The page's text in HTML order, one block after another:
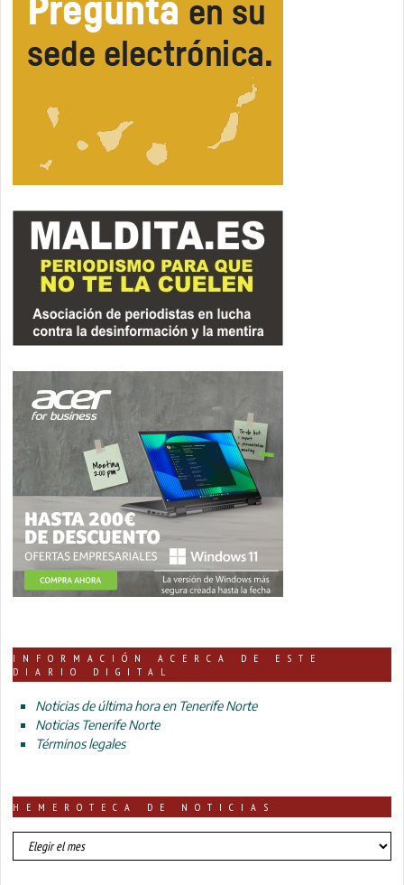
INFORMACIÓN ACERCA DE ESTE
DIARIO DIGITAL
Noticias de última hora en Tenerife Norte
Noticias Tenerife Norte
Términos legales
HEMEROTECA DE NOTICIAS
HEMEROTECA
DE